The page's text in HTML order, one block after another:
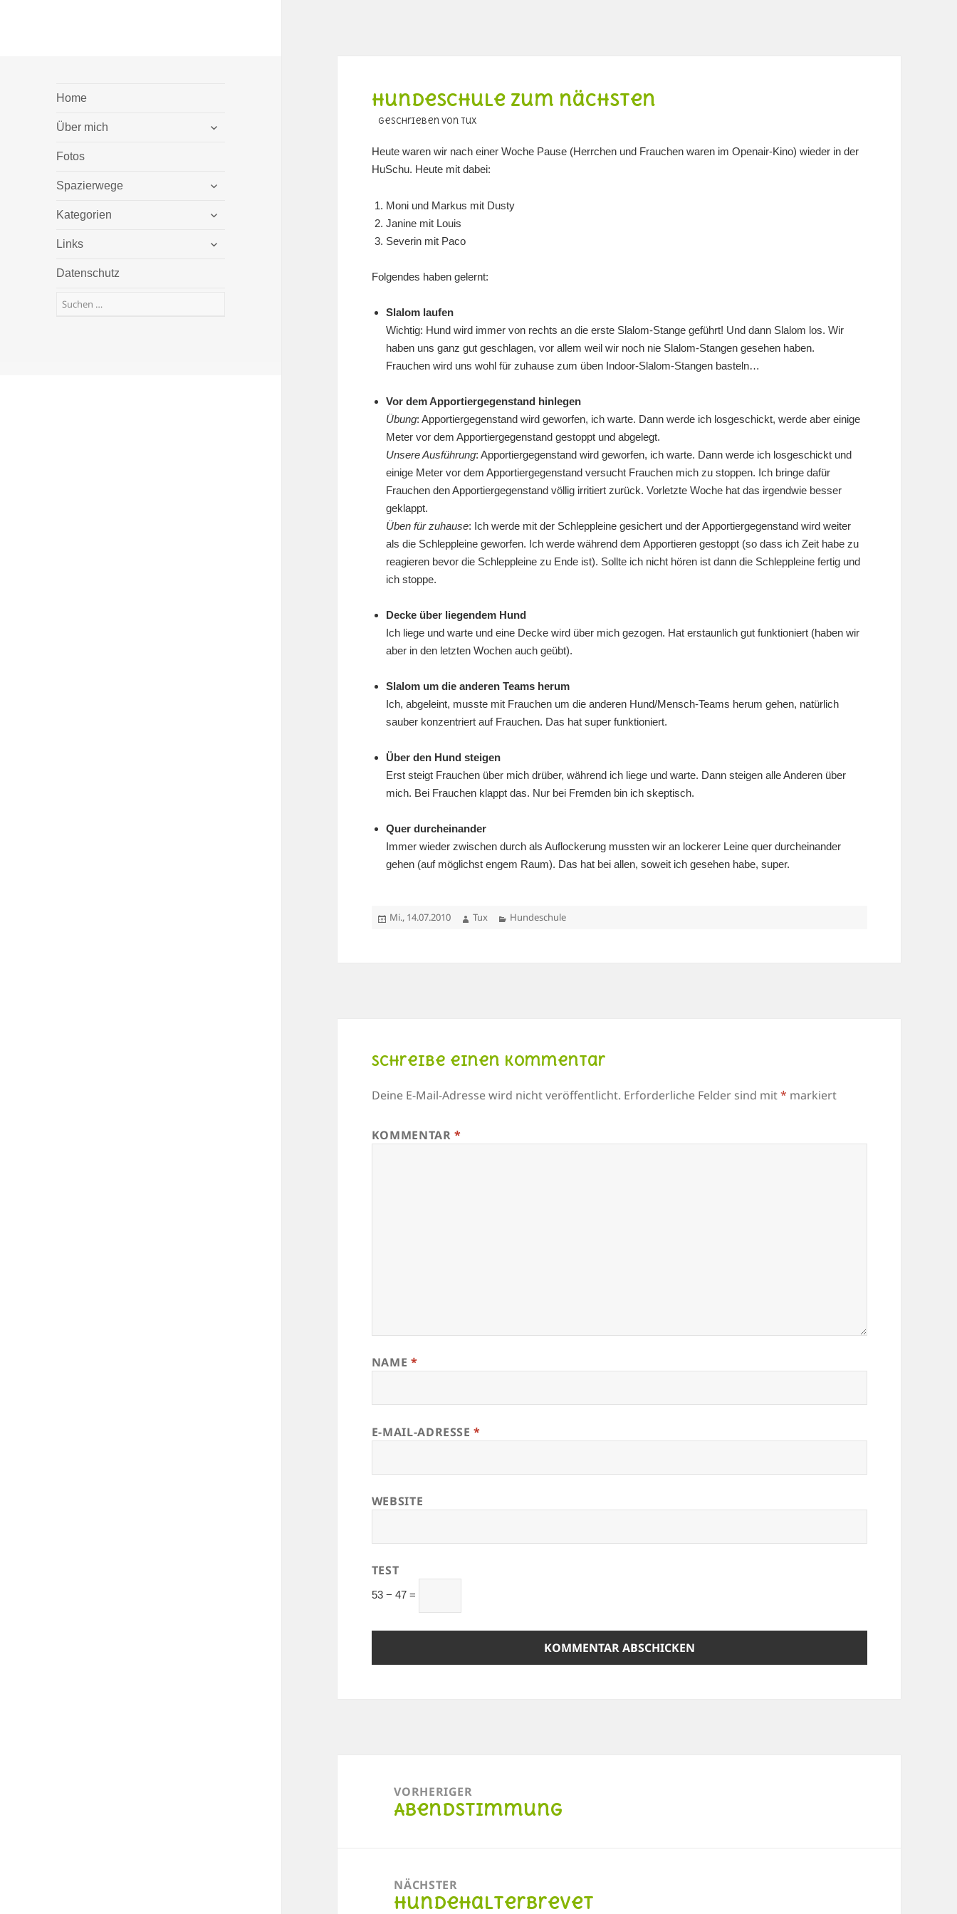
Home
Über mich
untermenü
Fotos
Spazierwege
untermenü
Kategorien
untermenü
Links
untermenü
Datenschutz
Suchen
Hundeschule zum nächsten
geschrieben von Tux
Heute waren wir nach einer Woche Pause (Herrchen und Frauchen waren im Openair-Kino) wieder in der
HuSchu. Heute mit dabei:
Moni und Markus mit Dusty
Janine mit Louis
Severin mit Paco
Folgendes haben gelernt:
Slalom laufen
Wichtig: Hund wird immer von rechts an die erste Slalom-Stange geführt! Und dann Slalom los. Wir
haben uns ganz gut geschlagen, vor allem weil wir noch nie Slalom-Stangen gesehen haben.
Frauchen wird uns wohl für zuhause zum üben Indoor-Slalom-Stangen basteln…
Vor dem Apportiergegenstand hinlegen
Übung: Apportiergegenstand wird geworfen, ich warte. Dann werde ich losgeschickt, werde aber einige
Meter vor dem Apportiergegenstand gestoppt und abgelegt.
Unsere Ausführung: Apportiergegenstand wird geworfen, ich warte. Dann werde ich losgeschickt und
einige Meter vor dem Apportiergegenstand versucht Frauchen mich zu stoppen. Ich bringe dafür
Frauchen den Apportiergegenstand völlig irritiert zurück. Vorletzte Woche hat das irgendwie besser
geklappt.
Üben für zuhause: Ich werde mit der Schleppleine gesichert und der Apportiergegenstand wird weiter
als die Schleppleine geworfen. Ich werde während dem Apportieren gestoppt (so dass ich Zeit habe zu
reagieren bevor die Schleppleine zu Ende ist). Sollte ich nicht hören ist dann die Schleppleine fertig und
ich stoppe.
Decke über liegendem Hund
Ich liege und warte und eine Decke wird über mich gezogen. Hat erstaunlich gut funktioniert (haben wir
aber in den letzten Wochen auch geübt).
Slalom um die anderen Teams herum
Ich, abgeleint, musste mit Frauchen um die anderen Hund/Mensch-Teams herum gehen, natürlich
sauber konzentriert auf Frauchen. Das hat super funktioniert.
Über den Hund steigen
Erst steigt Frauchen über mich drüber, während ich liege und warte. Dann steigen alle Anderen über
mich. Bei Frauchen klappt das. Nur bei Fremden bin ich skeptisch.
Quer durcheinander
Immer wieder zwischen durch als Auflockerung mussten wir an lockerer Leine quer durcheinander
gehen (auf möglichst engem Raum). Das hat bei allen, soweit ich gesehen habe, super.
Veröffentlicht
Mi., 14.07.2010 Autor
Tux Kategorien
Hundeschule
Schreibe einen Kommentar
Deine E-Mail-Adresse wird nicht veröffentlicht. Erforderliche Felder sind mit* markiert
KOMMENTAR*
NAME *
E-MAIL-ADRESSE*
WEBSITE
TEST
53 − 47 =
VORHERIGER
Vorheriger
Abendstimmung
NÄCHSTER
Nächster
Hundehalterbrevet